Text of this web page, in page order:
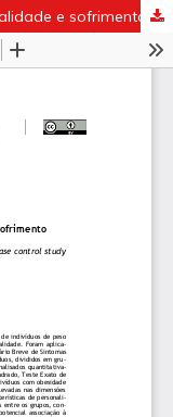
Obesidade, características de personalidade e sofrimento psicológico: um estudo de caso controle